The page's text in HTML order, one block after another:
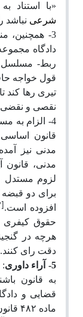
«با استناد
شرعی نباشد
3- همچنین،
دادگاه
ربط- مسلسل
قول خواجه
تیری رها کند
نقصی و نقضی
مدنی نیز
لزوم مستدل
برای دو
افزوده است.
حقوق کیفری
هرچه در
دقت رای کنند.
5- آراء داوری
:
به قانون
قضایی و
ماده ۴۸۲